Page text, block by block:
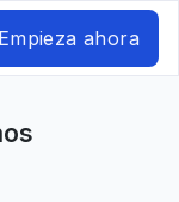
Empieza ahora